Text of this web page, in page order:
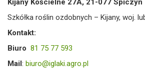
Kijany Kościelne 27A, 21-077 Spiczyn
Szkółka roślin ozdobnych – Kijany, woj.
Kontakt:
Biuro 81 75 77 593
Mail: biuro@iglaki.agro.pl